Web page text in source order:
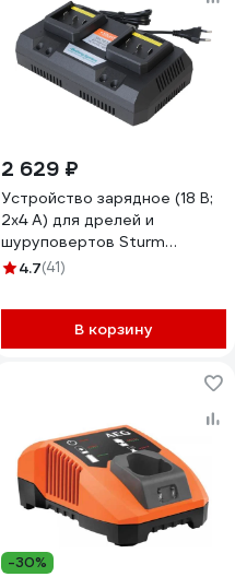
2 629 ₽
Устройство зарядное (18 В;
2х4 А) для дрелей и
шуруповертов Sturm
SBC1822
4.7(41)
В корзину
-30%